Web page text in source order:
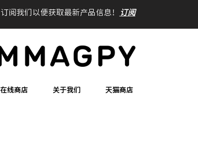
在线商店 关于我们 天猫商店
订阅我们以便获取最新产品信息！ 订阅